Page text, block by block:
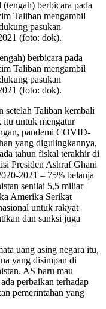
berbicara pada
Taliban mengambil
pasukan
(foto: dok).
setelah Taliban kembali
itu untuk mengatur
pandemi COVID-
yang digulingkannya,
tahun fiskal terakhir di
Presiden Ashraf Ghani
2021 – 75% belanja
senilai 5,5 miliar
Amerika Serikat
untuk rakyat
dan sanksi juga
uang asing negara itu,
yang disimpan di
AS baru mau
perbaikan terhadap
pemerintahan yang